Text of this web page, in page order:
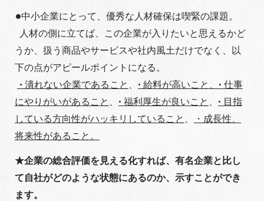
●中小企業にとって、優秀な人材確保は喫緊の課題。
人材の側に立てば、この企業が入りたいと思えるかど
うか、扱う商品やサービスや社内風土だけでなく、以
下の点がアピールポイントになる。
• 潰れない企業であること 、 • 給料が高いこと、• 仕事
にやりがいがあること 、 • 福利厚生が良いこと 、 • 目指
している方向性がハッキリしていること 、
・成長性、
将来性があること。
★企業の総合評価を見える化すれば、有名企業と比し
て自社がどのような状態にあるのか、示すことができ
ます。